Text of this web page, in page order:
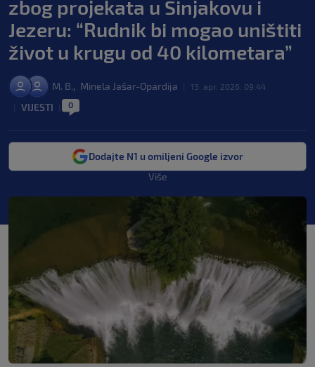
zbog projekata u Sinjakovu i
Jezeru: “Rudnik bi mogao uništiti
život u krugu od 40 kilometara”
M. B., Minela Jašar-Opardija 13. apr. 2026. 09:44
VIJESTI 0
Dodajte N1 u omiljeni Google izvor
Više